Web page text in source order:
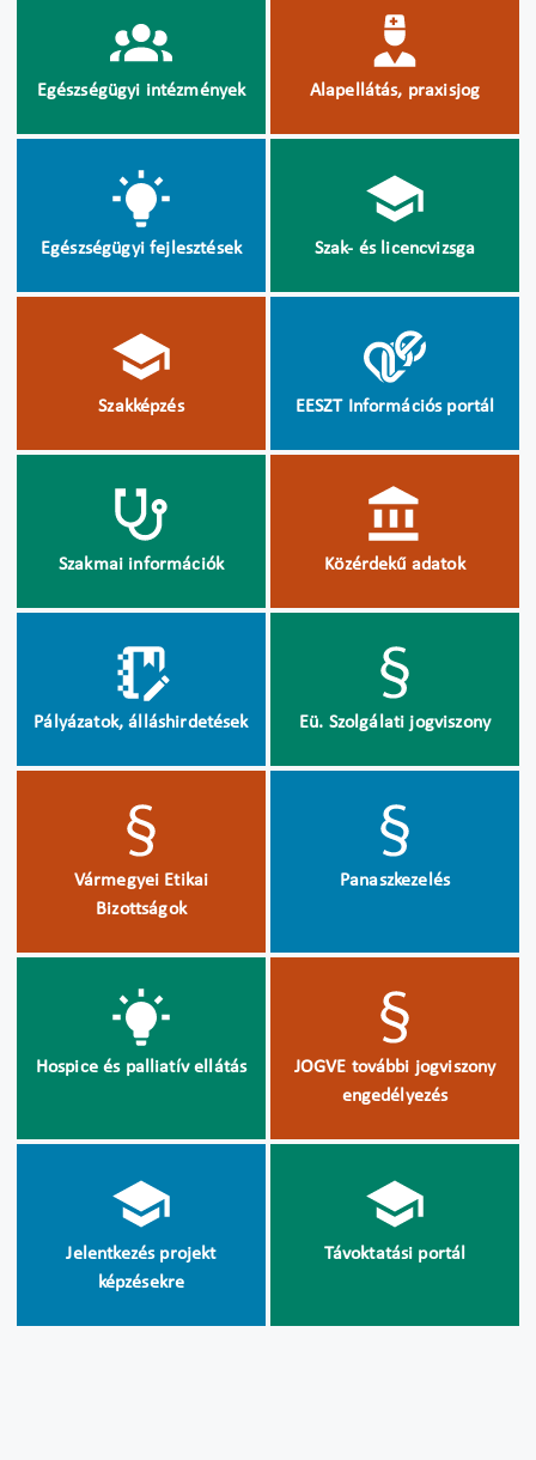
Egészségügyi intézmények Alapellátás, praxisjog
Egészségügyi fejlesztések Szak- és licencvizsga
Szakképzés EESZT Információs portál
Szakmai információk Közérdekű adatok
Pályázatok, álláshirdetések Eü. Szolgálati jogviszony
Vármegyei Etikai
Bizottságok
Panaszkezelés
Hospice és palliatív ellátás
JOGVE további jogviszony
engedélyezés
Jelentkezés projekt
képzésekre
Távoktatási portál